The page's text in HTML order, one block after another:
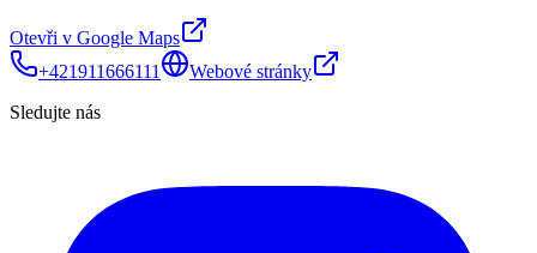
Otevři v Google Maps
+421911666111
Webové stránky
Sledujte nás